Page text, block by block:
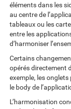
éléments dans les
au centre de
tableaux ou les
entre les
d’harmoniser
Certains
opérés directement
exemple, les
le body de
L’harmonisation